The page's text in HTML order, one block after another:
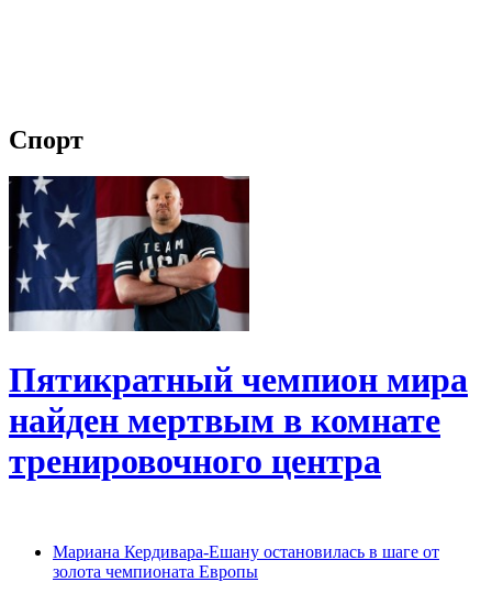
Спорт
Пятикратный чемпион мира
найден мертвым в комнате
тренировочного центра
Мариана Кердивара-Ешану остановилась в шаге от
золота чемпионата Европы